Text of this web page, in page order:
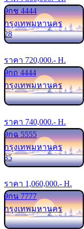
9กช 4444
กรุงเทพมหานคร
28
ราคา 720,000.- H.
9กถ 4444
กรุงเทพมหานคร
ราคา 740,000.- H.
9กฉ 5555
กรุงเทพมหานคร
35
ราคา 1,060,000.- H.
9กน 7777
กรุงเทพมหานคร